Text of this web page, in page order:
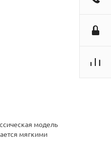
модель
мягкими